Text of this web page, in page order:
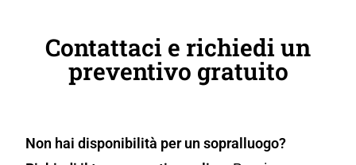
Contattaci e richiedi un
preventivo gratuito
Non hai disponibilità per un sopralluogo?